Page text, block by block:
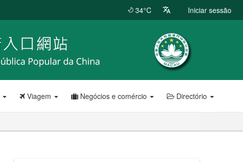
34°C Iniciar sessão
Viagem Negócios e comércio Directório